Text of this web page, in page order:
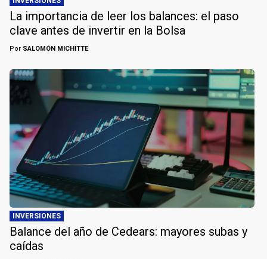
La importancia de leer los balances: el paso
clave antes de invertir en la Bolsa
Por SALOMÓN MICHITTE
INVERSIONES
Balance del año de Cedears: mayores subas y
caídas